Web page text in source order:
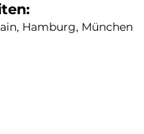
Hamburg, München